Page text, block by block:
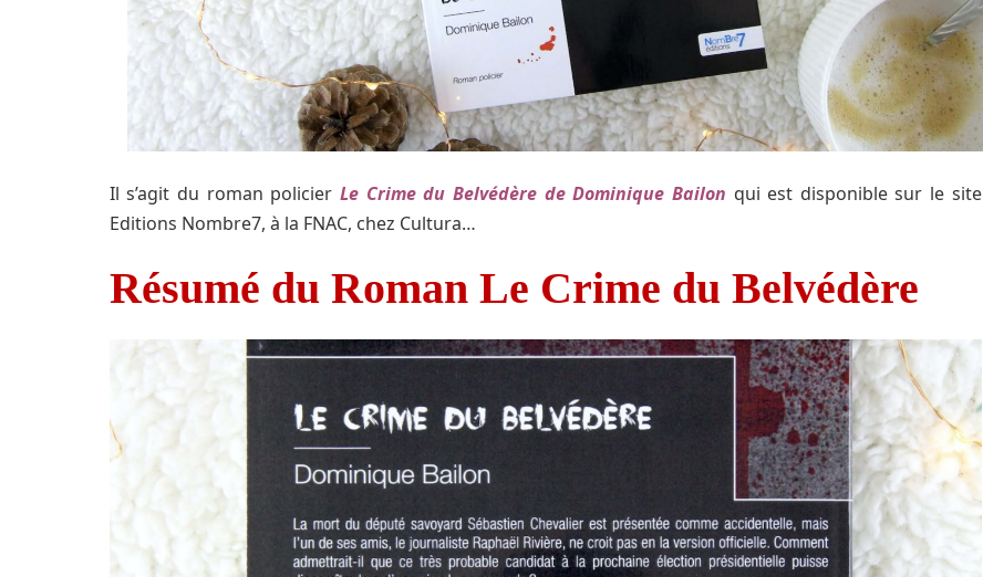
Il s’agit du roman policierLe Crime du Belvédère de Dominique Bailon qui est disponible sur le site
Editions Nombre7, à la FNAC, chez Cultura…
Résumé du Roman Le Crime du Belvédère